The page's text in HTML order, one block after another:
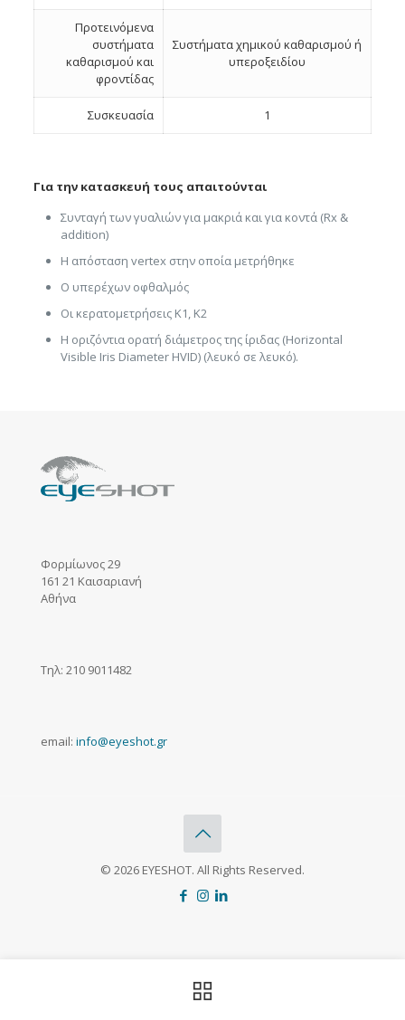
Προτεινόμενα
συστήματα
καθαρισμού και
φροντίδας
Συστήματα χημικού καθαρισμού ή
υπεροξειδίου
Συσκευασία 1
Για την κατασκευή τους απαιτούνται
Συνταγή των γυαλιών για μακριά και για κοντά (Rx &
addition)
Η απόσταση vertex στην οποία μετρήθηκε
Ο υπερέχων οφθαλμός
Οι κερατομετρήσεις K1, K2
Η οριζόντια ορατή διάμετρος της ίριδας (Horizontal
Visible Iris Diameter HVID) (λευκό σε λευκό).
Φορμίωνος 29
161 21 Καισαριανή
Αθήνα
Τηλ: 210 9011482
email: info@eyeshot.gr
© 2026 EYESHOT. All Rights Reserved.